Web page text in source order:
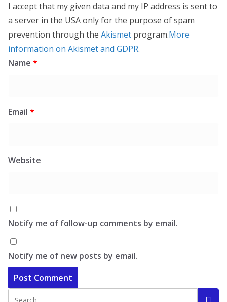
I accept that my given data and my IP address is sent to
a server in the USA only for the purpose of spam
prevention through the Akismet program.More
information on Akismet and GDPR.
Name *
Email *
Website
Notify me of follow-up comments by email.
Notify me of new posts by email.